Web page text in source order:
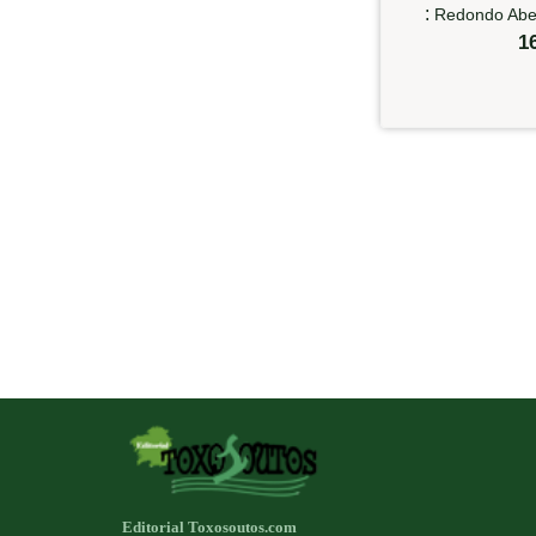
: Redondo
Editorial Toxosoutos.com